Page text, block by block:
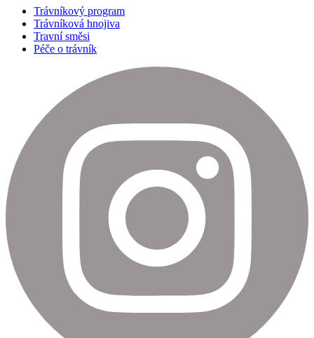
Trávníkový program
Trávníková hnojiva
Travní směsi
Péče o trávník